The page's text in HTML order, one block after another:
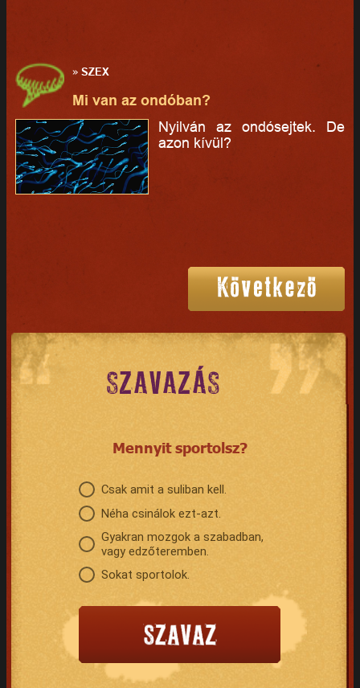
»SZEX
Mi van az ondóban?
Nyilván az ondósejtek. De
azon kívül?
SZAVAZÁS
Mennyit sportolsz?
Csak amit a suliban kell.
Néha csinálok ezt-azt.
Gyakran mozgok a szabadban,
vagy edzőteremben.
Sokat sportolok.